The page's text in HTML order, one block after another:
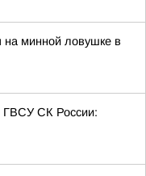
минной ловушке в
ГВСУ СК России: